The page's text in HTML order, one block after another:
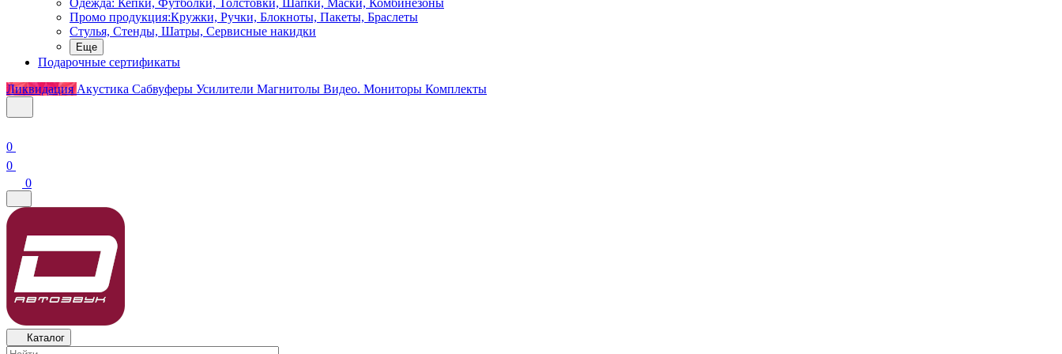
Одежда: Кепки, Футболки, Толстовки, Шапки, Маски, Комбинезоны
Промо продукция:Кружки, Ручки, Блокноты, Пакеты, Браслеты
Стулья, Стенды, Шатры, Сервисные накидки
Еще
Подарочные сертификаты
Ликвидация Акустика Сабвуферы Усилители Магнитолы Видео. Мониторы Комплекты
0
0
0
Каталог